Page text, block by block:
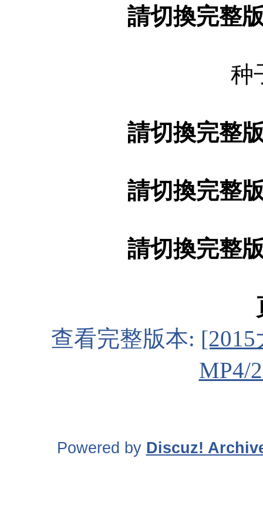
請切換完整
种
請切換完整
請切換完整
請切換完整
查看完整版本:
MP4/
Powered by Discuz!